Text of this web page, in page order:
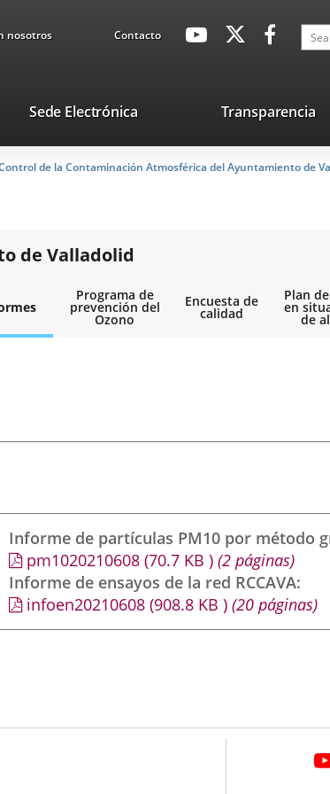
nosotros ContactoavaHeaderSocial
Link
Link
application.
Sede ElectrónicaLink
external
application.
Transparencia
de la Contaminación Atmosférica del Ayuntamiento de
de Valladolid
Programa de
prevención del
Ozono
Encuesta de
calidad
Plan
en
de
Informe de partículas PM10 por método
pm1020210608 (70.7 KB) (2 páginas)
Informe de ensayos de la red RCCAVA
infoen20210608 (908.8 KB) (20 páginas)